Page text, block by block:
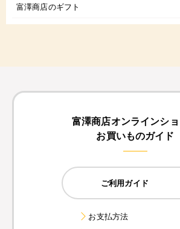
富澤商店のギフト
富澤商店オンラインシ
お買いものガイド
ご利用ガイド
お支払方法